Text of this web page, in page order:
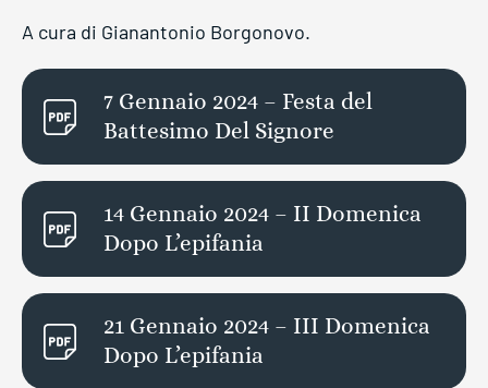
A cura di Gianantonio Borgonovo.
7 Gennaio 2024 – Festa del
Battesimo Del Signore
14 Gennaio 2024 – II Domenica
Dopo L’epifania
21 Gennaio 2024 – III Domenica
Dopo L’epifania